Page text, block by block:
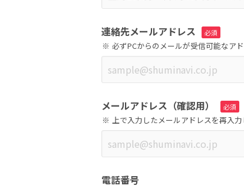
連絡先メールアドレス
必ずPCからのメールが受信可能なア
メールアドレス（確認用）
上で入力したメールアドレスを再入
電話番号